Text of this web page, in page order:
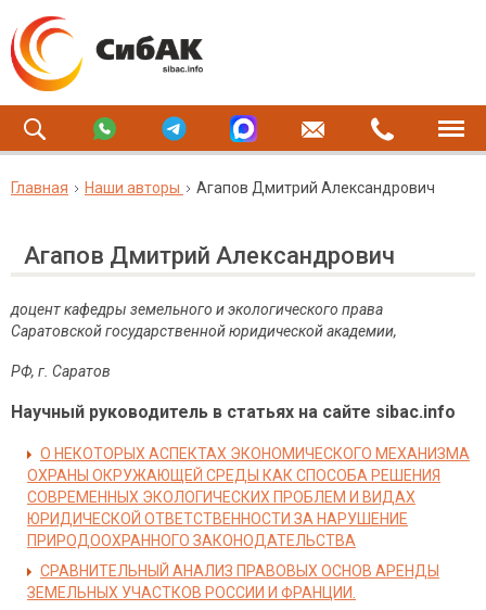
Главная Наши авторы Агапов Дмитрий Александрович
Агапов Дмитрий Александрович
доцент кафедры земельного и экологического права
Саратовской государственной юридической академии,
РФ, г. Саратов
Научный руководитель в статьях на сайте sibac.info
О НЕКОТОРЫХ АСПЕКТАХ ЭКОНОМИЧЕСКОГО МЕХАНИЗМА
ОХРАНЫ ОКРУЖАЮЩЕЙ СРЕДЫ КАК СПОСОБА РЕШЕНИЯ
СОВРЕМЕННЫХ ЭКОЛОГИЧЕСКИХ ПРОБЛЕМ И ВИДАХ
ЮРИДИЧЕСКОЙ ОТВЕТСТВЕННОСТИ ЗА НАРУШЕНИЕ
ПРИРОДООХРАННОГО ЗАКОНОДАТЕЛЬСТВА
СРАВНИТЕЛЬНЫЙ АНАЛИЗ ПРАВОВЫХ ОСНОВ АРЕНДЫ
ЗЕМЕЛЬНЫХ УЧАСТКОВ РОССИИ И ФРАНЦИИ.